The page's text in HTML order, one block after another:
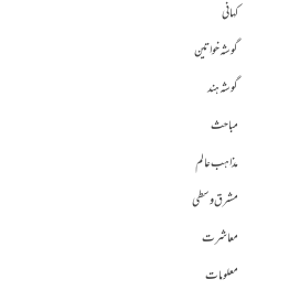
کہانی
گوشہ خواتین
گوشہ ہند
مباحث
مذاہب عالم
مشرق وسطی
معاشرت
معلومات